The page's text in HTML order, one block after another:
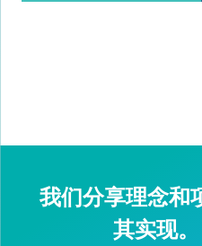
我们分享理念和
其实现